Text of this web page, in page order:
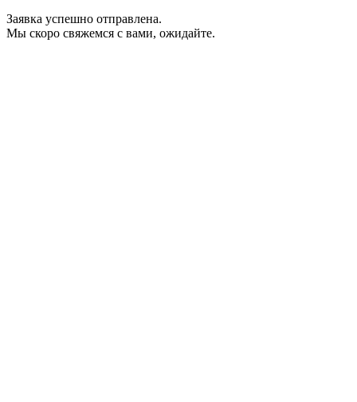
Заявка успешно отправлена.
Мы скоро свяжемся с вами, ожидайте.